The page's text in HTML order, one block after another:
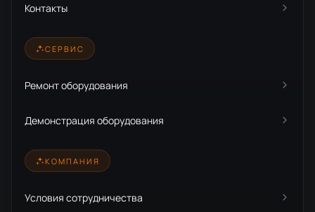
Контакты
СЕРВИС
Ремонт оборудования
Демонстрация оборудования
КОМПАНИЯ
Условия сотрудничества